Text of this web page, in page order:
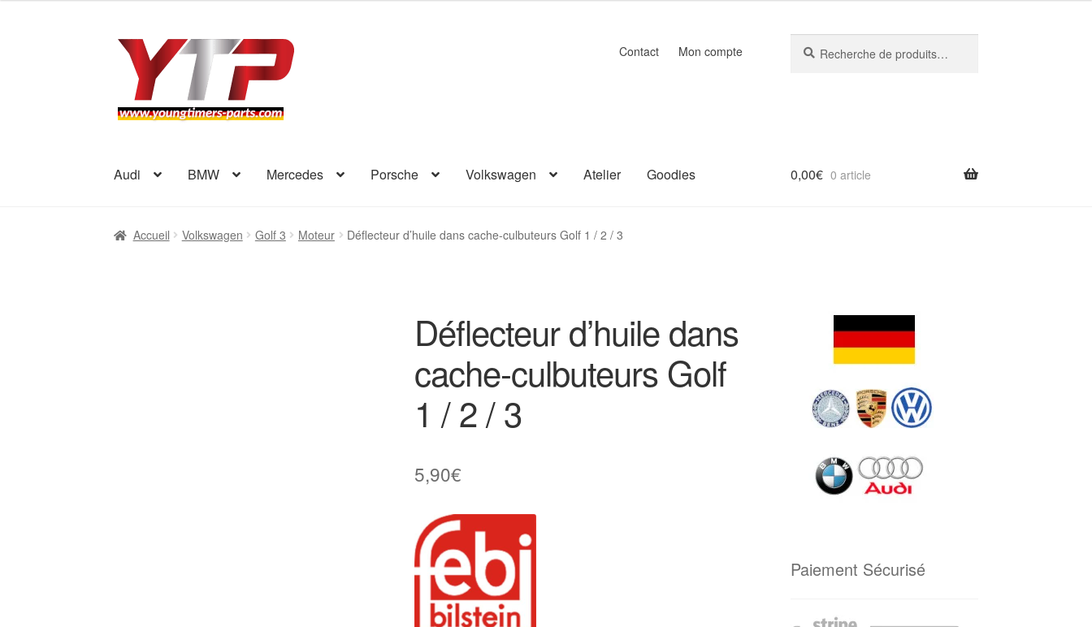
Aller
navigation
Aller
contenu
Contact Mon compte
pour :
Audi BMW Mercedes Porsche Volkswagen Atelier Goodies 0,00€ 0 article
Accueil Volkswagen Golf 3 Moteur Déflecteur d’huile dans cache-culbuteurs Golf 1 / 2 / 3
Déflecteur d’huile dans
cache-culbuteurs Golf
1 / 2 / 3
5,90€
Paiement Sécurisé